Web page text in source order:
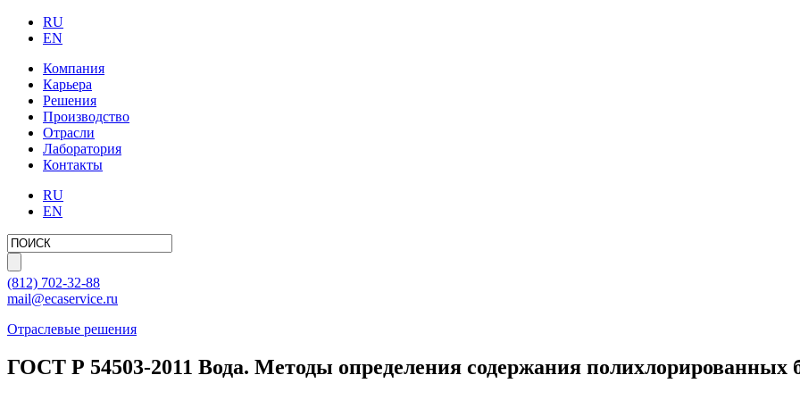
RU
EN
Компания
Карьера
Решения
Производство
Отрасли
Лаборатория
Контакты
RU
EN
(812) 702-32-88
mail@ecaservice.ru
Отраслевые решения
ГОСТ Р 54503-2011 Вода. Методы определения содержания полихлорированных